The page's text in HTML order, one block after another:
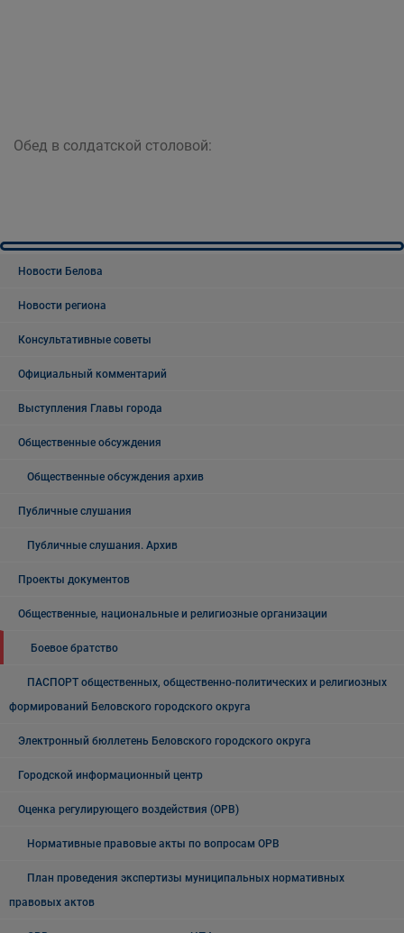
Обед в солдатской столовой:
Новости Белова
Новости региона
Консультативные советы
Официальный комментарий
Выступления Главы города
Общественные обсуждения
Общественные обсуждения архив
Публичные слушания
Публичные слушания. Архив
Проекты документов
Общественные, национальные и религиозные организации
Боевое братство
ПАСПОРТ общественных, общественно-политических и религиозных
формирований Беловского городского округа
Электронный бюллетень Беловского городского округа
Городской информационный центр
Оценка регулирующего воздействия (ОРВ)
Нормативные правовые акты по вопросам ОРВ
План проведения экспертизы муниципальных нормативных
правовых актов